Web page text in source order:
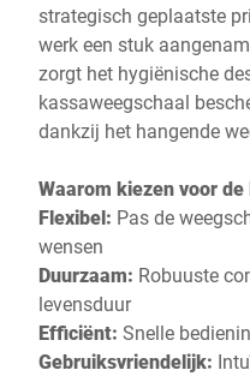
strategisch geplaatste
werk een stuk
zorgt het hygiënische
kassaweegschaal
dankzij het hangende
Waarom kiezen voor de
Flexibel: Pas de
wensen
Duurzaam: Robuuste
levensduur
Efficiënt: Snelle
Gebruiksvriendelijk: